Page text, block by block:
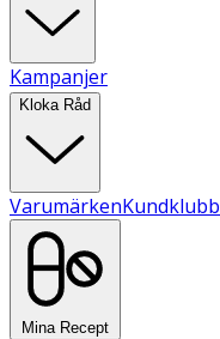
Kampanjer
Kloka Råd
VarumärkenKundklubb
Mina Recept